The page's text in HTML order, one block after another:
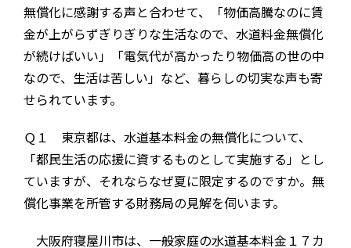
無償化に感謝する声と合わせて、「物価高騰なのに賃
金が上がらずぎりぎりな生活なので、水道料金無償化
が続けばいい」「電気代が高かったり物価高の世の中
なので、生活は苦しい」など、暮らしの切実な声も寄
せられています。
Ｑ１ 東京都は、水道基本料金の無償化について、
「都民生活の応援に資するものとして実施する」とし
ていますが、それならなぜ夏に限定するのですか。無
償化事業を所管する財務局の見解を伺います。
大阪府寝屋川市は、一般家庭の水道基本料金１７カ